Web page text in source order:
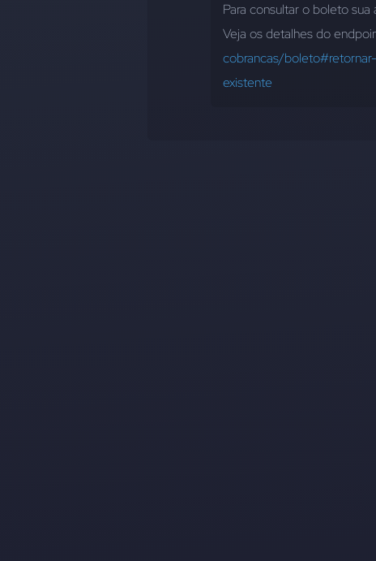
Para consultar o boleto
Veja os detalhes do
cobrancas/
existente